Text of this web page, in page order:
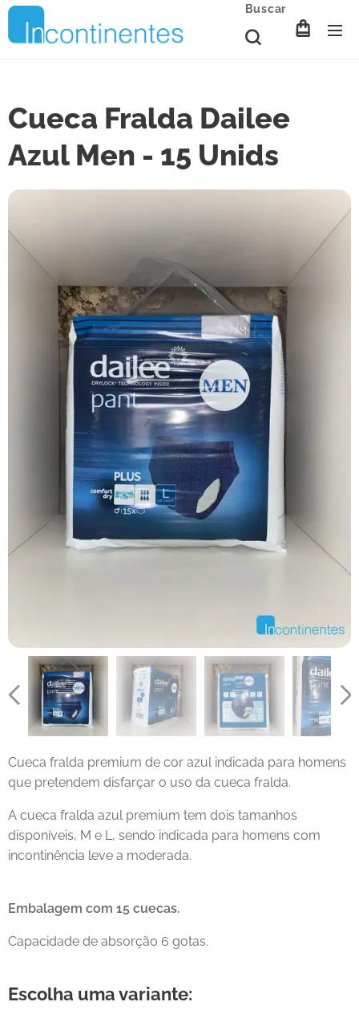
Buscar
Cueca Fralda Dailee
Azul Men - 15 Unids
Cueca fralda premium de cor azul indicada para homens
que pretendem disfarçar o uso da cueca fralda.
A cueca fralda azul premium tem dois tamanhos
disponíveis, M e L, sendo indicada para homens com
incontinência leve a moderada.
Embalagem com 15 cuecas.
Capacidade de absorção 6 gotas.
Escolha uma variante: